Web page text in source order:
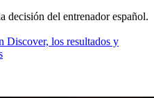
decisión del entrenador español.
Discover, los resultados y